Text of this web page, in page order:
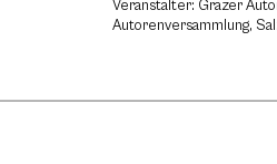
Veranstalter: Grazer
Autorenversammlung,